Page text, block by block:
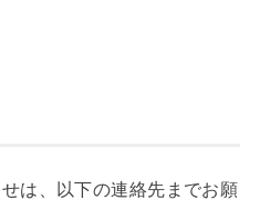
は、以下の連絡先までお願